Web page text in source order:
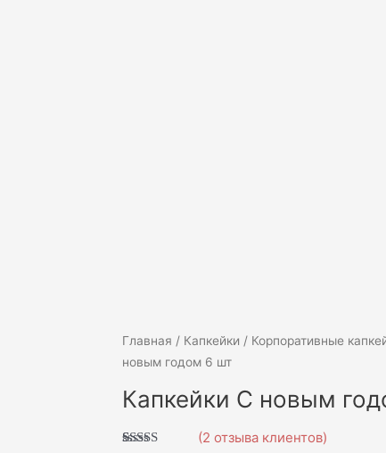
Главная / Капкейки / Корпоративные
новым годом 6 шт
Капкейки С новым
(2 отзыва клиентов)
Количество
товара
С
годом